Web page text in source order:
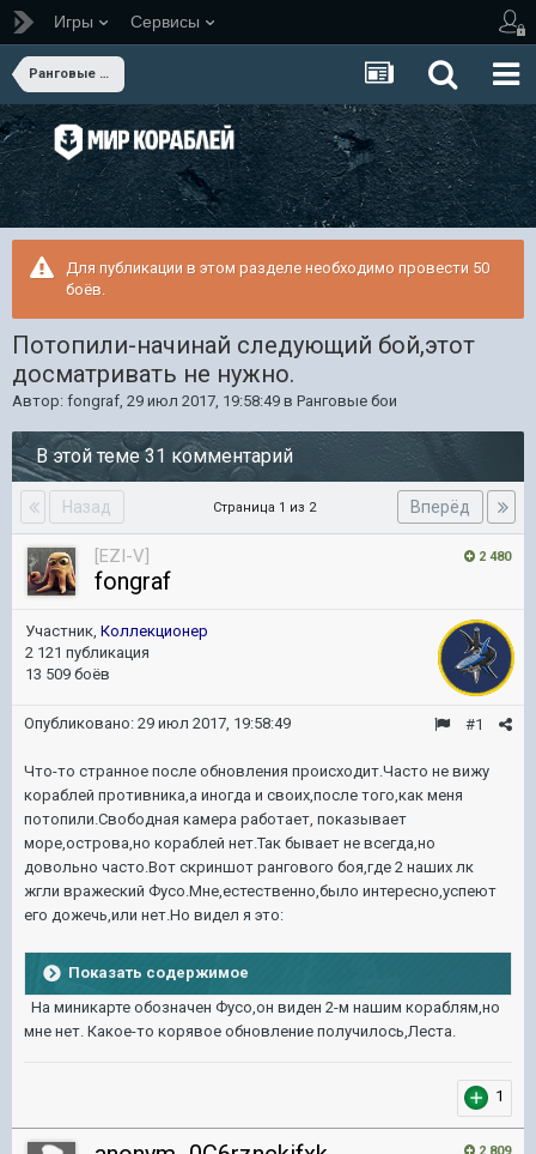
Игры Сервисы
Ранговые бои
Для публикации в этом разделе необходимо провести 50
боёв.
Потопили-начинай следующий бой,этот
досматривать не нужно.
Автор: fongraf, 29 июл 2017, 19:58:49 в Ранговые бои
В этой теме 31 комментарий
Назад Вперёд
Страница 1 из 2
2 480
[EZI-V]
fongraf
Участник, Коллекционер
2 121 публикация
13 509 боёв
#1
Опубликовано: 29 июл 2017, 19:58:49
Что-то странное после обновления происходит.Часто не вижу
кораблей противника,а иногда и своих,после того,как меня
потопили.Свободная камера работает, показывает
море,острова,но кораблей нет.Так бывает не всегда,но
довольно часто.Вот скриншот рангового боя,где 2 наших лк
жгли вражеский Фусо.Мне,естественно,было интересно,успеют
его дожечь,или нет.Но видел я это:
Показать содержимое
На миникарте обозначен Фусо,он виден 2-м нашим кораблям,но
мне нет. Какое-то корявое обновление получилось,Леста.
1